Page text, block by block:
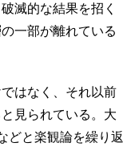
滅的な結果を招く
一部が離れている
はなく、それ以前
見られている。大
どと楽観論を繰り返